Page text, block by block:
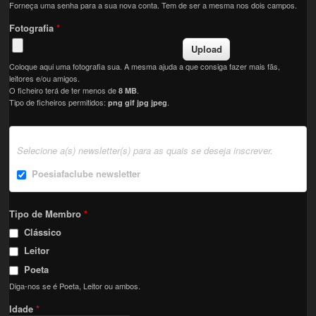
Forneça uma senha para a sua nova conta. Tem de ser a mesma nos dois campos.
Fotografia*
Coloque aqui uma fotografia sua. A mesma ajuda a que consiga fazer mais fãs,
leitores e/ou amigos.
O ficheiro terá de ter menos de8 MB
Tipo de ficheiros permitidos:png gif jpg jpeg
Selecione a(s) newsletter(s) para as quais se deseja inscrever.
Poesiafaclube newsletter
Tipo de Membro*
Clássico
Leitor
Poeta
Diga-nos se é Poeta, Leitor ou ambos.
Idade*